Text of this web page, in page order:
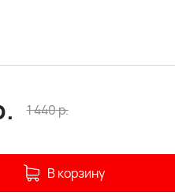
1 440р.
В корзину